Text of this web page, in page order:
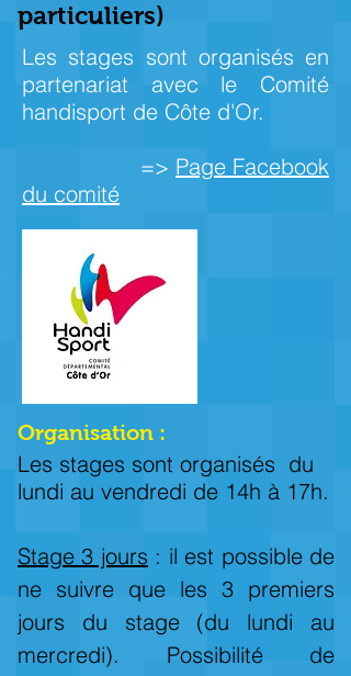
particuliers)
Les stages sont organisés en
partenariat avec le Comité
handisport de Côte d'Or.
=> Page Facebook
du comité
Organisation :
Les stages sont organisés du
lundi au vendredi de 14h à 17h.
Stage 3 jours : il est possible de
ne suivre que les 3 premiers
jours du stage (du lundi au
mercredi). Possibilité de